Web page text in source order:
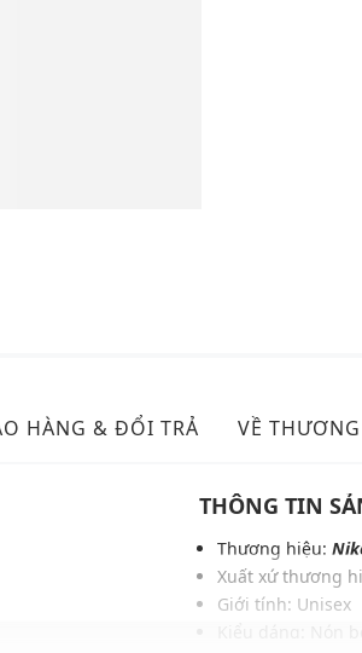
HÀNG & ĐỔI TRẢ VỀ
THÔNG TIN
Thương hiệu:
Xuất xứ thương
Giới tính: Unisex